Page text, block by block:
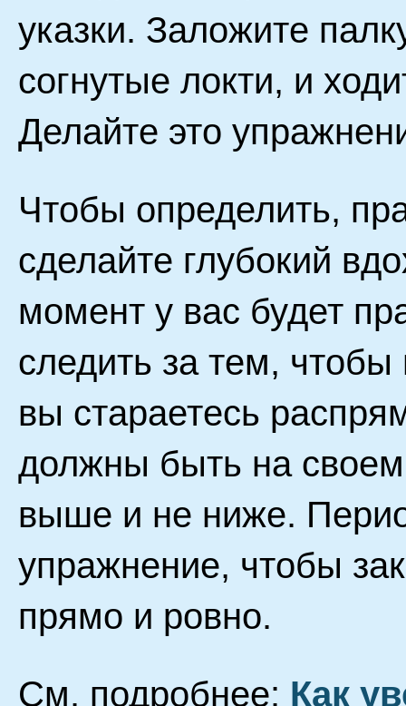
указки. Заложите
согнутые локти, и
Делайте это
Чтобы определить,
сделайте глубокий
момент у вас будет
следить за тем,
вы стараетесь
должны быть на
выше и не ниже.
упражнение, чтобы
прямо и ровно.
См. подробнее: Как